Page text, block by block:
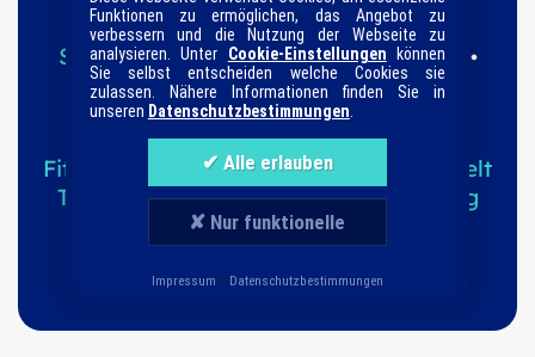
Startseite•Datenschutz•Impressum •
Informationen•Suche•Sitemap
Ratgeber-Kategorien
Fitness & Sport Familie Haushalt
Tierwelt
Technik
Garten Magazin Kaufberatung
Direkte Produkt-Vergleiche
Besucher: (heute ) • PI: (heute ) • CO: (heute )
Funktionen zu ermöglichen, das Angebot zu
verbessern und die Nutzung der Webseite zu
analysieren. Unter Cookie-Einstellungen können
Sie selbst entscheiden welche Cookies sie
zulassen. Nähere Informationen finden Sie in
unseren Datenschutzbestimmungen
Impressum • Datenschutzbestimmungen